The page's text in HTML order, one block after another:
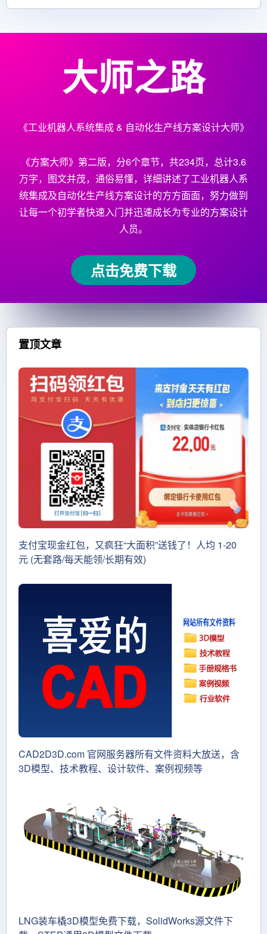
大师之路
《工业机器人系统集成 & 自动化生产线方案设计大师》
《方案大师》第二版，分6个章节，共234页，总计3.6
万字，图文并茂，通俗易懂，详细讲述了工业机器人系
统集成及自动化生产线方案设计的方方面面，努力做到
让每一个初学者快速入门并迅速成长为专业的方案设计
人员。
点击免费下载
置顶文章
支付宝现金红包，又疯狂“大面积”送钱了！人均 1-20
元 (无套路/每天能领/长期有效)
CAD2D3D.com 官网服务器所有文件资料大放送，含
3D模型、技术教程、设计软件、案例视频等
LNG装车橇3D模型免费下载，SolidWorks源文件下